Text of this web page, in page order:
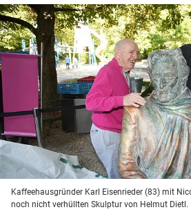
Kaffeehausgründer Karl Eisenrieder (83) mit
noch nicht verhüllten Skulptur von Helmut Dietl.